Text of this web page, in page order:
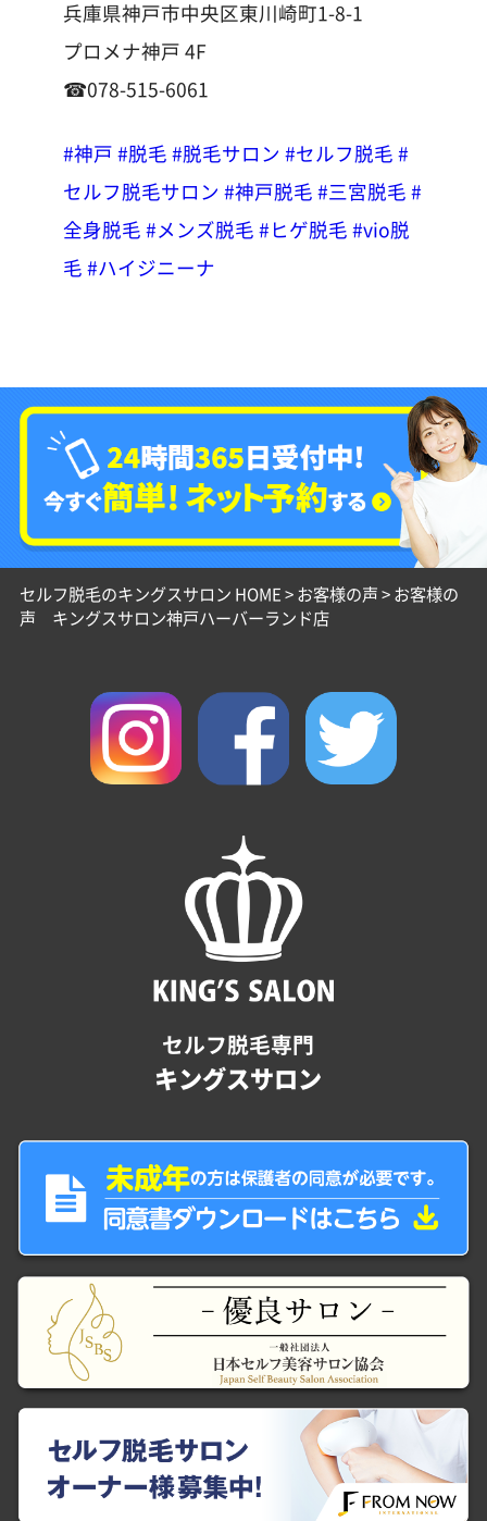
兵庫県神戸市中央区東川崎町1-8-1
プロメナ神戸 4F
☎︎078-515-6061
#神戸 #脱毛 #脱毛サロン #セルフ脱毛 #
セルフ脱毛サロン #神戸脱毛 #三宮脱毛 #
全身脱毛 #メンズ脱毛 #ヒゲ脱毛 #vio脱
毛 #ハイジニーナ
セルフ脱毛のキングスサロン HOME>お客様の声>お客様の
声 キングスサロン神戸ハーバーランド店
セルフ脱毛専門
キングスサロン